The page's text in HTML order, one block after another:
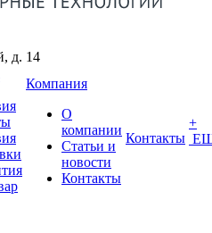
д. 14
Компания
О
компании
Статьи и
новости
Контакты
Контакты
+